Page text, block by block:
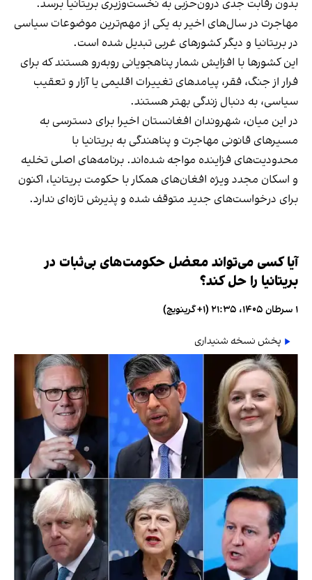
بدون رقابت جدی درون‌حزبی به نخست‌وزیری بریتانیا برسد.
مهاجرت در سال‌های اخیر به یکی از مهم‌ترین موضوعات سیاسی
در بریتانیا و دیگر کشورهای غربی تبدیل شده است.
این کشورها با افزایش شمار پناهجویانی روبه‌رو هستند که برای
فرار از جنگ، فقر، پیامدهای تغییرات اقلیمی یا آزار و تعقیب
سیاسی، به دنبال زندگی بهتر هستند.
در این میان، شهروندان افغانستان اخیرا برای دسترسی به
مسیرهای قانونی مهاجرت و پناهندگی به بریتانیا با
محدودیت‌های فزاینده مواجه شده‌اند. برنامه‌های اصلی تخلیه
و اسکان مجدد ویژه افغان‌های همکار با حکومت بریتانیا، اکنون
برای درخواست‌های جدید متوقف شده و پذیرش تازه‌ای ندارد.
آیا کسی می‌تواند معضل حکومت‌های بی‌ثبات در
بریتانیا را حل کند؟
۱ سرطان ۱۴۰۵، ۲۱:۳۵ (‎+۱ گرینویچ)
پخش نسخه شنیداری